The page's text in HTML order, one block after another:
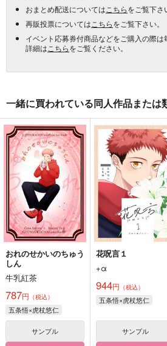
おまとめ配送については こちらをご覧下さ
再販投票については こちらをご覧下さい。
イベント応募券付商品などをご購入の際は
詳細は こちらをご覧ください。
一緒に買われている同人作品または
おれのせかいのちゅう
しん
牛乳紅茶
787円 （税込）
五条悟×虎杖悠仁
サンプル
花呪言１
+α
944円 （税込）
五条悟×虎杖悠仁
サンプル